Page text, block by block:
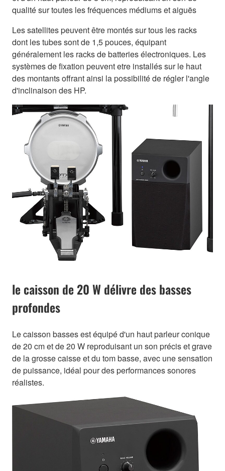
qualité sur toutes les fréquences médiums et aiguës
Les satellites peuvent être montés sur tous les racks
dont les tubes sont de 1,5 pouces, équipant
généralement les racks de batteries électroniques. Les
systèmes de fixation peuvent etre installés sur le haut
des montants offrant ainsi la possibilité de régler l'angle
d'inclinaison des HP.
le caisson de 20 W délivre des basses
profondes
Le caisson basses est équipé d'un haut parleur conique
de 20 cm et de 20 W reproduisant un son précis et grave
de la grosse caisse et du tom basse, avec une sensation
de puissance, idéal pour des performances sonores
réalistes.